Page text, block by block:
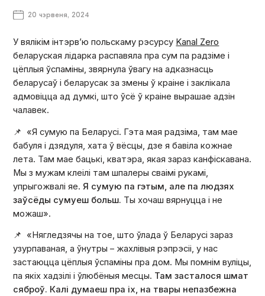
20 чэрвеня, 2024
У вялікім інтэрв’ю польскаму рэсурсу Kanal Zero
беларуская лідарка распавяла пра сум па радзіме і
цёплыя ўспаміны, звярнула ўвагу на адказнасць
беларусаў і беларусак за змены ў краіне і заклікала
адмовіцца ад думкі, што ўсё ў краіне вырашае адзін
чалавек.
📌 «Я сумую па Беларусі. Гэта мая радзіма, там мае
бабуля і дзядуля, хата ў вёсцы, дзе я бавіла кожнае
лета. Там мае бацькі, кватэра, якая зараз канфіскавана.
Мы з мужам клеілі там шпалеры сваімі рукамі,
упрыгожвалі яе.Я сумую па гэтым, але па людзях
заўсёды сумуеш больш. Ты хочаш вярнуцца і не
можаш».
📌 «Нягледзячы на тое, што ўлада ў Беларусі зараз
узурпаваная, а ўнутры – жахлівыя рэпрэсіі, у нас
застаюцца цёплыя ўспаміны пра дом. Мы помнім вуліцы,
па якіх хадзілі і ўлюбёныя месцы. Там засталося шмат
сяброў. Калі думаеш пра іх, на твары непазбежна